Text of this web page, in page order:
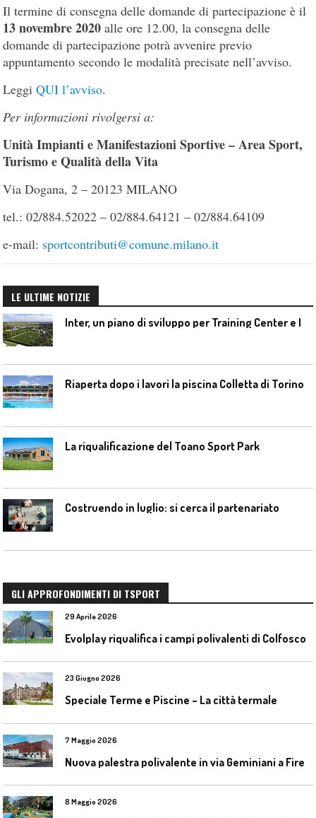
Il termine di consegna delle domande di partecipazione è il
13 novembre 2020 alle ore 12.00, la consegna delle
domande di partecipazione potrà avvenire previo
appuntamento secondo le modalità precisate nell’avviso.
LeggiQUI l’avviso.
Per informazioni rivolgersi a:
Unità Impianti e Manifestazioni Sportive – Area Sport,
Turismo e Qualità della Vita
Via Dogana, 2 – 20123 MILANO
tel.: 02/884.52022 – 02/884.64121 – 02/884.64109
e-mail: sportcontributi@comune.milano.it
LE ULTIME NOTIZIE
Riaperta dopo i lavori la piscina Colletta di Torino
La riqualificazione del Toano Sport Park
Costruendo in luglio: si cerca il partenariato
GLI APPROFONDIMENTI DI TSPORT
29 Aprile 2026
Evolplay riqualifica i campi polivalenti di Colfosco
23 Giugno 2026
Speciale Terme e Piscine – La città termale
7 Maggio 2026
8 Maggio 2026